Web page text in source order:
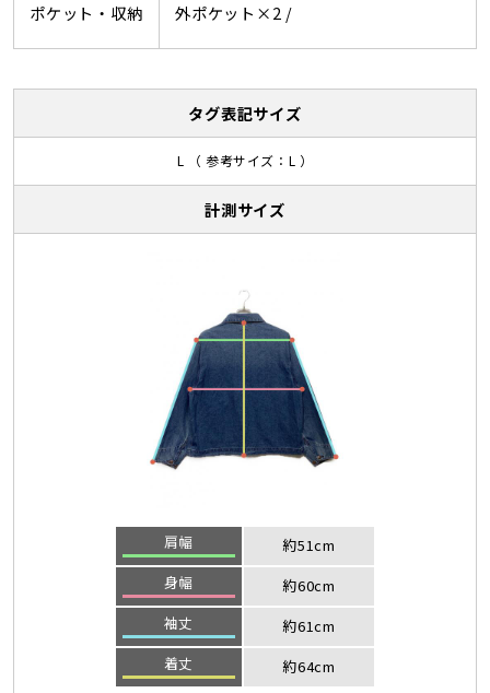
ポケット・収納 外ポケット×2 /
タグ表記サイズ
L （ 参考サイズ：L ）
計測サイズ
肩幅
約51cm
身幅
約60cm
袖丈
約61cm
着丈
約64cm